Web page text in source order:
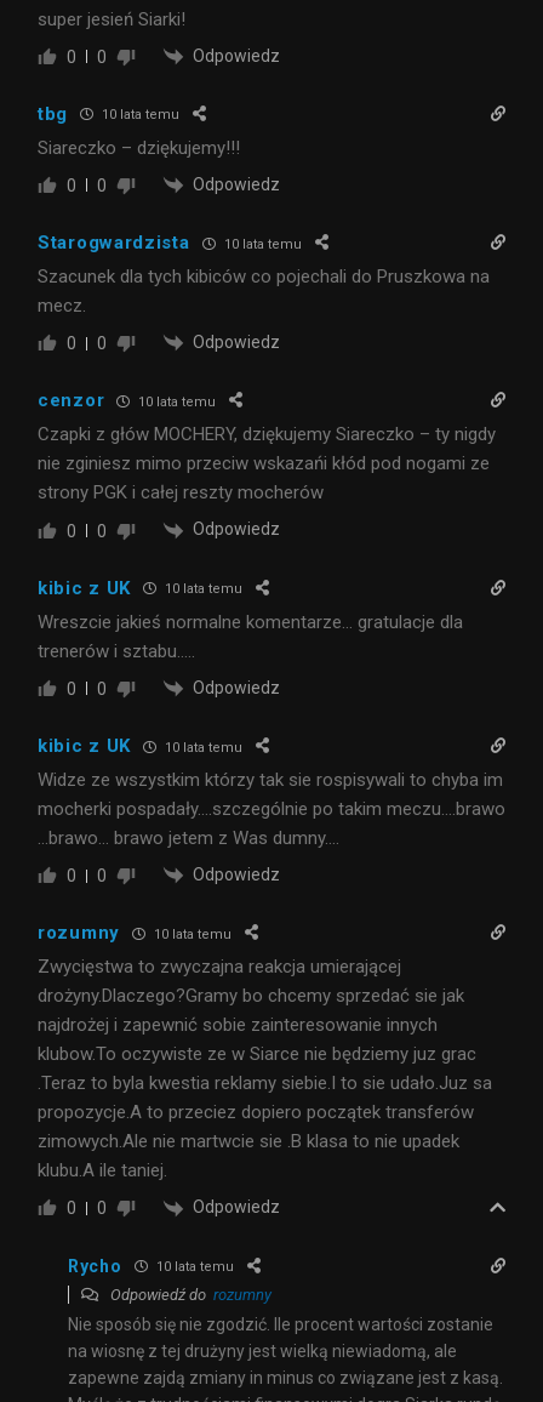
super jesień Siarki!
0 0 Odpowiedz
tbg 10 lata temu
Siareczko – dziękujemy!!!
0 0 Odpowiedz
Starogwardzista 10 lata temu
Szacunek dla tych kibiców co pojechali do Pruszkowa na
mecz.
0 0 Odpowiedz
cenzor 10 lata temu
Czapki z głów MOCHERY, dziękujemy Siareczko – ty nigdy
nie zginiesz mimo przeciw wskazańi kłód pod nogami ze
strony PGK i całej reszty mocherów
0 0 Odpowiedz
kibic z UK 10 lata temu
Wreszcie jakieś normalne komentarze… gratulacje dla
trenerów i sztabu…..
0 0 Odpowiedz
kibic z UK 10 lata temu
Widze ze wszystkim którzy tak sie rospisywali to chyba im
mocherki pospadały….szczególnie po takim meczu….brawo
…brawo… brawo jetem z Was dumny….
0 0 Odpowiedz
rozumny 10 lata temu
Zwycięstwa to zwyczajna reakcja umierającej
drożyny.Dlaczego?Gramy bo chcemy sprzedać sie jak
najdrożej i zapewnić sobie zainteresowanie innych
klubow.To oczywiste ze w Siarce nie będziemy juz grac
.Teraz to byla kwestia reklamy siebie.I to sie udało.Juz sa
propozycje.A to przeciez dopiero początek transferów
zimowych.Ale nie martwcie sie .B klasa to nie upadek
klubu.A ile taniej.
0 0 Odpowiedz
Rycho 10 lata temu
Odpowiedź do rozumny
Nie sposób się nie zgodzić. Ile procent wartości zostanie
na wiosnę z tej drużyny jest wielką niewiadomą, ale
zapewne zajdą zmiany in minus co związane jest z kasą.